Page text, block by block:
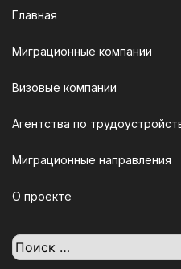
Главная
Миграционные компании
Визовые компании
Агентства по
Миграционные направления
О проекте
Поиск: